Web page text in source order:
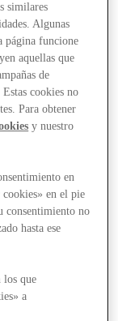
similares
Algunas
página funcione
aquellas que
de
cookies no
Para obtener
y nuestro
en
en el pie
consentimiento no
hasta ese
los que
a